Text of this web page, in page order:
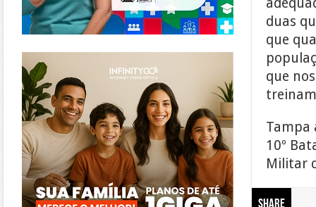
duas
que
que
Tampa
10º
Militar
Share
https://www.infinitygo.com.br/